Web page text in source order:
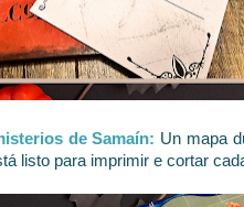
de Samaín: Un mapa
listo para imprimir e cortar